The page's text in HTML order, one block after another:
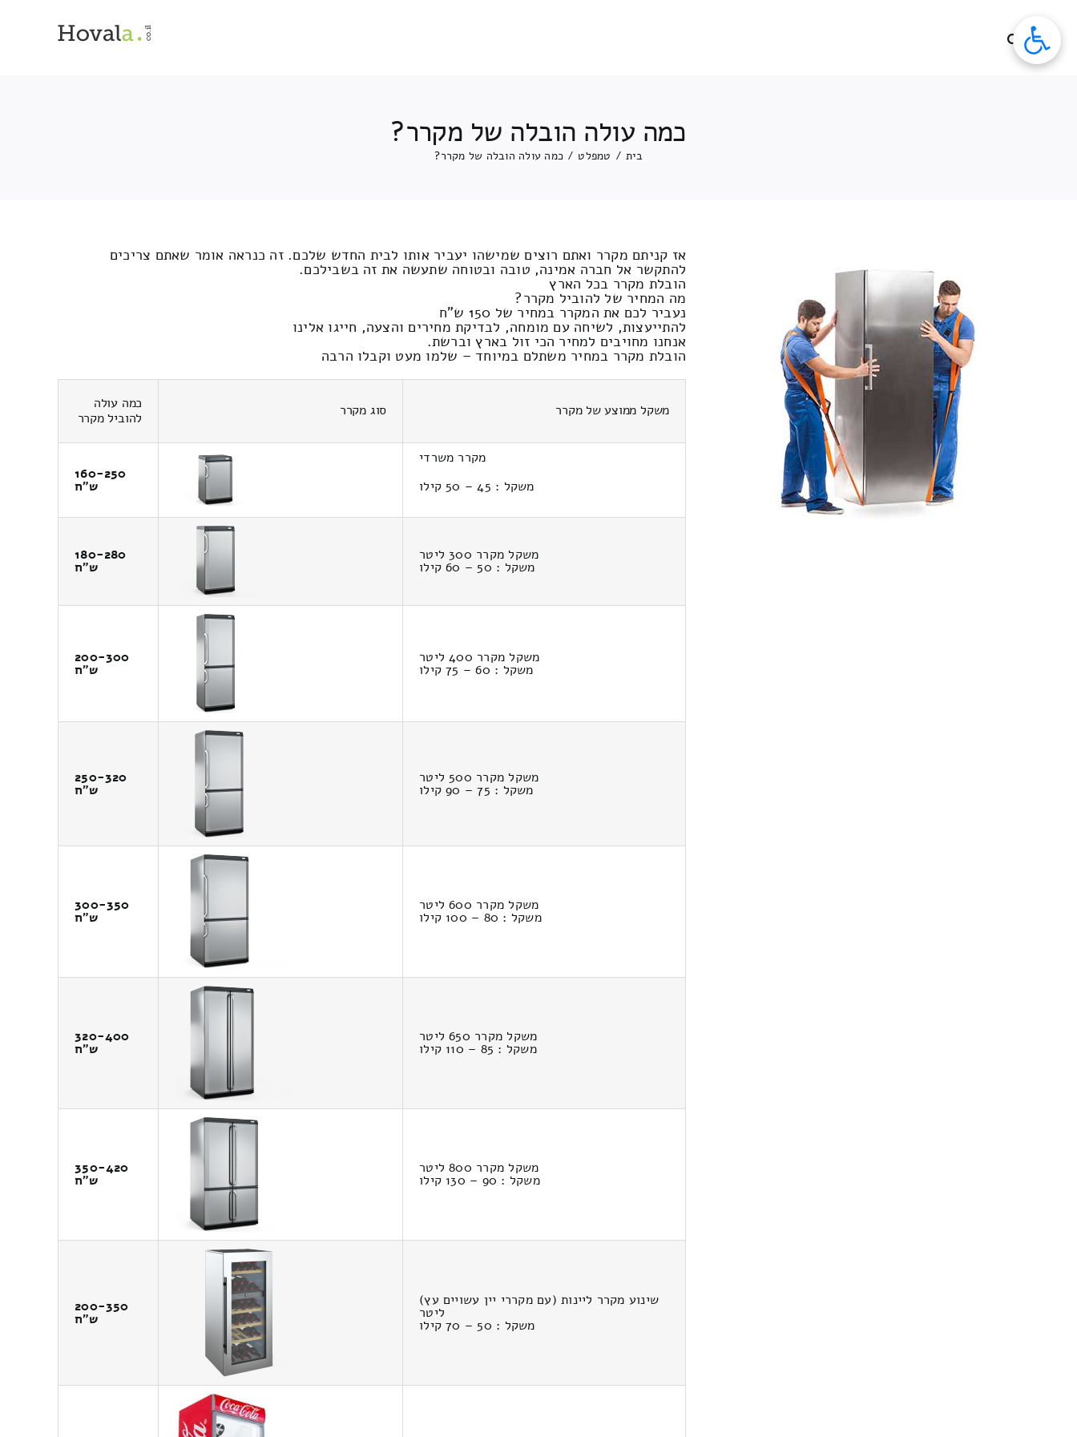
כמה עולה הובלה של מקרר?
בית / טמפלט / כמה עולה הובלה של מקרר?
אז קניתם מקרר ואתם רוצים שמישהו יעביר אותו לבית החדש שלכם. זה כנראה אומר שאתם צריכים
להתקשר אל חברה אמינה, טובה ובטוחה שתעשה את זה בשבילכם.
הובלת מקרר בכל הארץ
מה המחיר של להוביל מקרר?
נעביר לכם את המקרר במחיר של 150 ש"ח
להתייעצות, לשיחה עם מומחה, לבדיקת מחירים והצעה, חייגו אלינו
אנחנו מחויבים למחיר הכי זול בארץ וברשת.
הובלת מקרר במחיר משתלם במיוחד – שלמו מעט וקבלו הרבה
משקל ממוצע של מקרר סוג מקרר
כמה עולה
להוביל מקרר
מקרר משרדי
משקל : 45 – 50 קילו
160-250
ש"ח
משקל מקרר 300 ליטר
משקל : 50 – 60 קילו
180-280
ש"ח
משקל מקרר 400 ליטר
משקל : 60 – 75 קילו
200-300
ש"ח
משקל מקרר 500 ליטר
משקל : 75 – 90 קילו
250-320
ש"ח
משקל מקרר 600 ליטר
משקל : 80 – 100 קילו
300-350
ש"ח
משקל מקרר 650 ליטר
משקל : 85 – 110 קילו
320-400
ש"ח
משקל מקרר 800 ליטר
משקל : 90 – 130 קילו
350-420
ש"ח
שינוע מקרר ליינות (עם מקררי יין עשויים עץ)
ליטר
משקל : 50 – 70 קילו
200-350
ש"ח